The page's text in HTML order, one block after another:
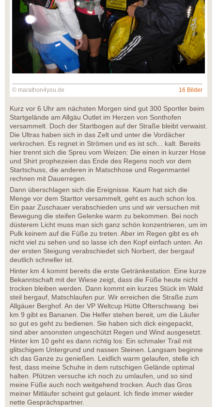
© marathon4you.de 16 Bilder
Kurz vor 6 Uhr am nächsten Morgen sind gut 300 Sportler beim
Startgelände am Allgäu Outlet im Herzen von Sonthofen
versammelt. Doch der Startbogen auf der Straße bleibt verwaist.
Die Ultras haben sich in das Zelt und unter die Vordächer
verkrochen. Es regnet in Strömen und es ist sch... kalt. Bereits
hier trennt sich die Spreu vom Weizen: Die einen in kurzer Hose
und Shirt prophezeien das Ende des Regens noch vor dem
Startschuss, die anderen in Matschhose und Regenmantel
rechnen mit Dauerregen.
Dann überschlagen sich die Ereignisse. Kaum hat sich die
Menge vor dem Starttor versammelt, geht es auch schon los.
Ein paar Zuschauer verabschieden uns und wir versuchen mit
Bewegung die steifen Gelenke warm zu bekommen. Bei noch
düsterem Licht muss man sich ganz schön konzentrieren, um im
Pulk keinem auf die Füße zu treten. Aber im Regen gibt es eh
nicht viel zu sehen und so lasse ich den Kopf einfach unten. An
der ersten Steigung verabschiedet sich Norbert, der bergauf
deutlich schneller ist.
Hinter km 4 kommt bereits die erste Getränkestation. Eine kurze
Bekanntschaft mit der Wiese zeigt, dass die Füße heute nicht
trocken bleiben werden. Dann kommt ein kurzes Stück im Wald
steil bergauf, Matschlaufen pur. Wir erreichen die Straße zum
Allgäuer Berghof. An der VP Weltcup Hütte Ofterschwang bei
km 9 gibt es Bananen. Die Helfer stehen bereit, um die Läufer
so gut es geht zu bedienen. Sie haben sich dick eingepackt,
sind aber ansonsten ungeschützt Regen und Wind ausgesetzt.
Hinter km 10 geht es dann richtig los: Ein schmaler Trail mit
glitschigem Untergrund und nassen Steinen. Langsam beginne
ich das Ganze zu genießen. Leidlich warm gelaufen, stelle ich
fest, dass meine Schuhe in dem rutschigen Gelände optimal
halten. Pfützen versuche ich noch zu umlaufen, und so sind
meine Füße auch noch weitgehend trocken. Auch das Gros
meiner Mitläufer scheint gut gelaunt. Ich finde immer wieder
nette Gesprächspartner.